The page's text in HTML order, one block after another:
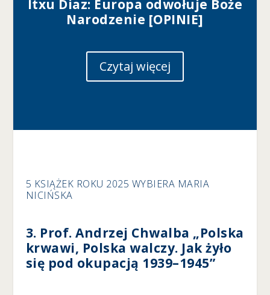
Itxu Diaz: Europa odwołuje Boże
Narodzenie [OPINIE]
Czytaj więcej
5 KSIĄŻEK ROKU 2025 WYBIERA MARIA
NICIŃSKA
3. Prof. Andrzej Chwalba „Polska
krwawi, Polska walczy. Jak żyło
się pod okupacją 1939–1945”
s
z
ik
i
c
r
k
cj
e
z